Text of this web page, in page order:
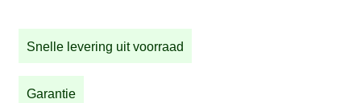
STRIDA
Wit
Snelle levering uit voorraad
Garantie